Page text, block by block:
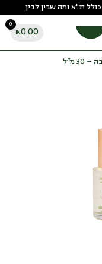
ת"א ומה שבין לבין
0
₪0.00
מ”ל